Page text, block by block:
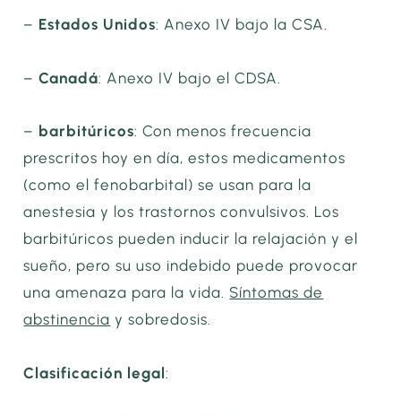
– Estados Unidos: Anexo IV bajo la CSA.
–Canadá: Anexo IV bajo el CDSA.
– barbitúricos: Con menos frecuencia
prescritos hoy en día, estos medicamentos
(como el fenobarbital) se usan para la
anestesia y los trastornos convulsivos. Los
barbitúricos pueden inducir la relajación y el
sueño, pero su uso indebido puede provocar
una amenaza para la vida. Síntomas de
abstinencia y sobredosis.
Clasificación legal: